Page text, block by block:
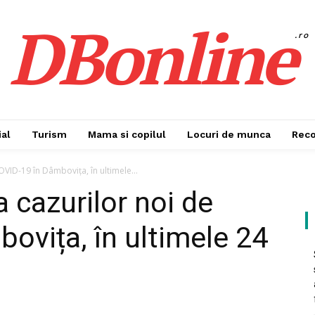
DBonline.ro
Turism Mama si copilul Locuri de munca
19 în Dâmbovița, în ultimele...
cazurilor noi de
în ultimele 24